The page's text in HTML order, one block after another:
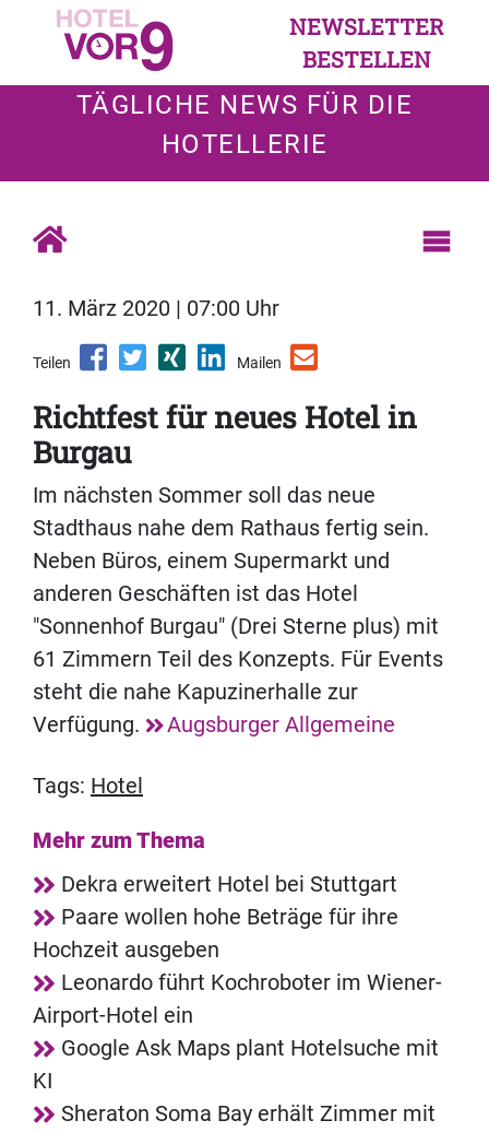
NEWSLETTER
BESTELLEN
TÄGLICHE NEWS FÜR DIE
HOTELLERIE
11. März 2020 | 07:00 Uhr
Teilen Mailen
Richtfest für neues Hotel in
Burgau
Im nächsten Sommer soll das neue
Stadthaus nahe dem Rathaus fertig sein.
Neben Büros, einem Supermarkt und
anderen Geschäften ist das Hotel
"Sonnenhof Burgau" (Drei Sterne plus) mit
61 Zimmern Teil des Konzepts. Für Events
steht die nahe Kapuzinerhalle zur
Verfügung.
Augsburger Allgemeine
Tags: Hotel
Mehr zum Thema
Dekra erweitert Hotel bei Stuttgart
Paare wollen hohe Beträge für ihre
Hochzeit ausgeben
Leonardo führt Kochroboter im Wiener-
Airport-Hotel ein
Google Ask Maps plant Hotelsuche mit
KI
Sheraton Soma Bay erhält Zimmer mit